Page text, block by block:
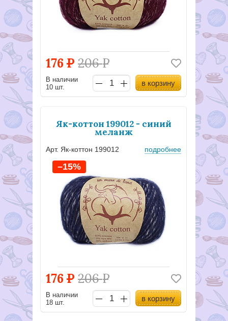
176 Р 206Р
В наличии
10 шт.
в корзину
Як-коттон 199012 - синий
меланж
Арт. Як-коттон 199012 подробнее
176 Р 206Р
–15%
В наличии
18 шт.
в корзину